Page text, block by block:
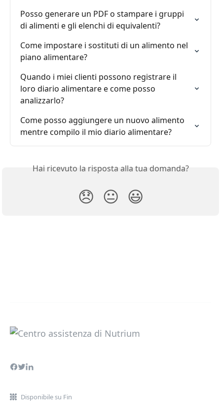
Posso generare un PDF o stampare i gruppi
di alimenti e gli elenchi di equivalenti?
Come impostare i sostituti di un alimento nel
piano alimentare?
Quando i miei clienti possono registrare il
loro diario alimentare e come posso
analizzarlo?
Come posso aggiungere un nuovo alimento
mentre compilo il mio diario alimentare?
Hai ricevuto la risposta alla tua domanda?
😞 😐 😃
Disponibile su Fin